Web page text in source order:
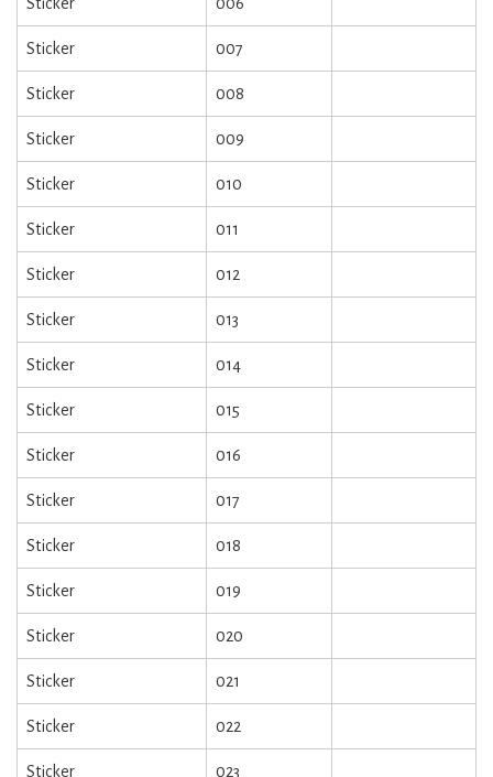
Sticker 007
Sticker 008
Sticker 009
Sticker 010
Sticker 011
Sticker 012
Sticker 013
Sticker 014
Sticker 015
Sticker 016
Sticker 017
Sticker 018
Sticker 019
Sticker 020
Sticker 021
Sticker 022
Sticker 023